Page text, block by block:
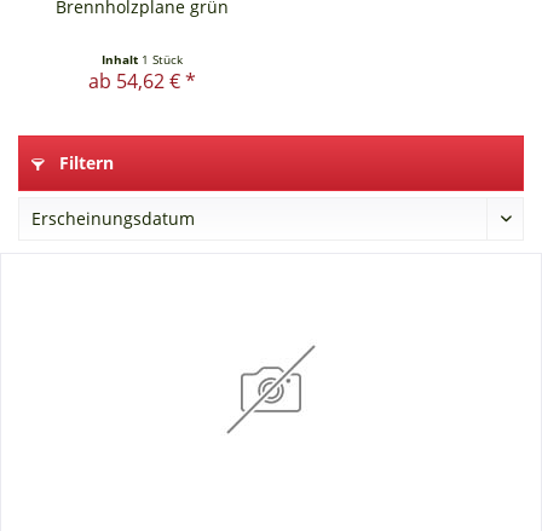
Brennholzplane grün
Inhalt 1 Stück
ab 54,62 € *
Filtern